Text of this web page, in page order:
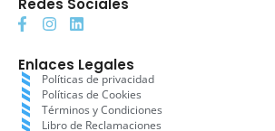
Enlaces Legales
Políticas de privacidad
Políticas de Cookies
Términos y Condiciones
Libro de Reclamaciones